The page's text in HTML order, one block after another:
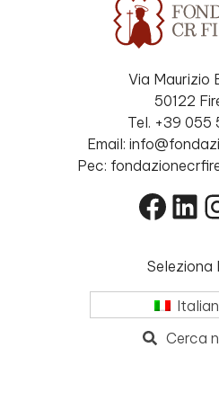
Via Maurizio
50122
Tel. +39 055
Email:
Pec:
Seleziona
Cerca